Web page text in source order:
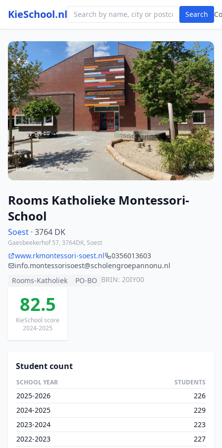
KieSchool.nl Search
Photo from school website
Rooms Katholieke Montessori-
School
Soest · 3764 DK
Gaesbeekerhof 57, 3764DK, Soest
www.rkmontessori-soest.nl
0356013603
info.montessorisoest@scholengroepannonu.nl
Rooms-Katholiek
PO-BO BRIN: 20IY00
82.5
KieSchool score
2024-2025
Student count
SCHOOL YEAR STUDENTS
2025-2026
226
2024-2025
229
2023-2024
223
2022-2023
227